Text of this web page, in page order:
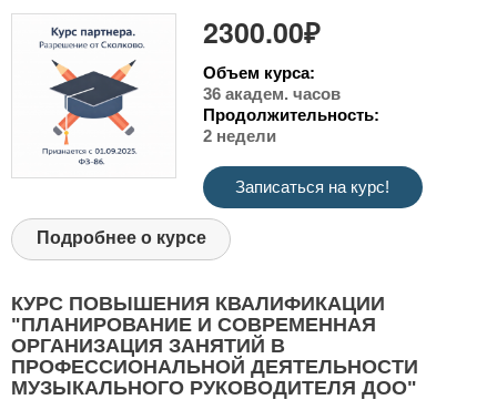
2300.00₽
Объем курса:
36 академ. часов
Продолжительность:
2 недели
Записаться на курс!
Подробнее о курсе
КУРС ПОВЫШЕНИЯ КВАЛИФИКАЦИИ
"ПЛАНИРОВАНИЕ И СОВРЕМЕННАЯ
ОРГАНИЗАЦИЯ ЗАНЯТИЙ В
ПРОФЕССИОНАЛЬНОЙ ДЕЯТЕЛЬНОСТИ
МУЗЫКАЛЬНОГО РУКОВОДИТЕЛЯ ДОО"